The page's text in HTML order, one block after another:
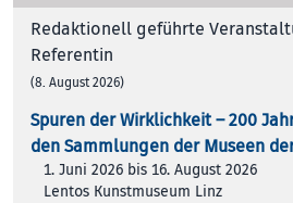
Redaktionell geführte
Referentin
(8. August 2026)
Spuren der Wirklichkeit – 200
den Samm­lun­gen der Muse­en
1. Juni 2026 bis 16. August 2026
Lentos Kunstmuseum Linz